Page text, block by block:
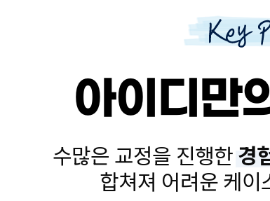
아이디만
수많은 교정을 진행한경
합쳐져 어려운 케이